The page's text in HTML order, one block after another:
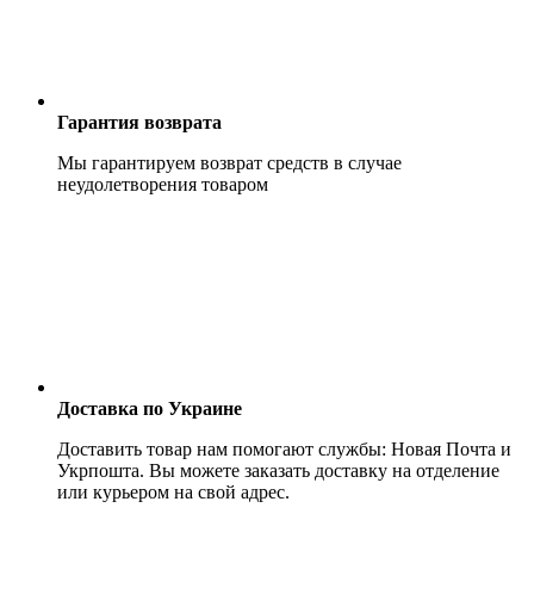
Гарантия возврата
Мы гарантируем возврат средств в случае
неудолетворения товаром
Доставка по Украине
Доставить товар нам помогают службы: Новая Почта и
Укрпошта. Вы можете заказать доставку на отделение
или курьером на свой адрес.